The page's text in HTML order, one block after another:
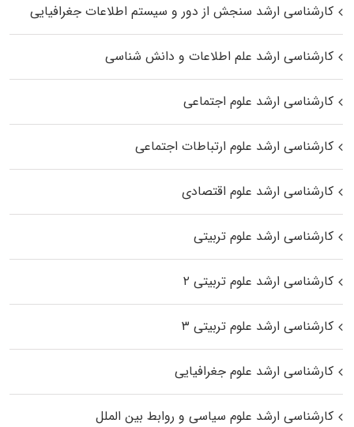
کارشناسی ارشد سنجش از دور و سیستم اطلاعات جغرافیایی
کارشناسی ارشد علم اطلاعات و دانش شناسی
کارشناسی ارشد علوم اجتماعی
کارشناسی ارشد علوم ارتباطات اجتماعی
کارشناسی ارشد علوم اقتصادی
کارشناسی ارشد علوم تربیتی
کارشناسی ارشد علوم تربیتی ۲
کارشناسی ارشد علوم تربیتی ۳
کارشناسی ارشد علوم جغرافیایی
کارشناسی ارشد علوم سیاسی و روابط بین الملل